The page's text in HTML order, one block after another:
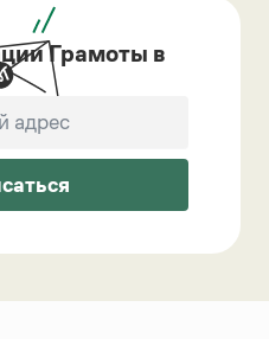
Грамоты в